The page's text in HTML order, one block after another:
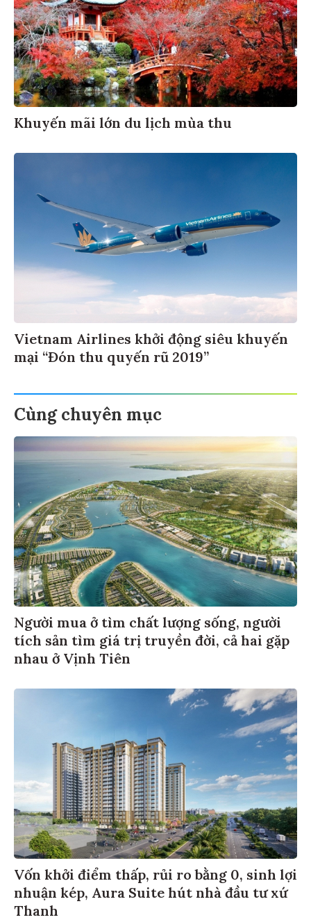
Khuyến mãi lớn du lịch mùa thu
Vietnam Airlines khởi động siêu khuyến
mại “Đón thu quyến rũ 2019”
Cùng chuyên mục
Người mua ở tìm chất lượng sống, người
tích sản tìm giá trị truyền đời, cả hai gặp
nhau ở Vịnh Tiên
Vốn khởi điểm thấp, rủi ro bằng 0, sinh lợi
nhuận kép, Aura Suite hút nhà đầu tư xứ
Thanh